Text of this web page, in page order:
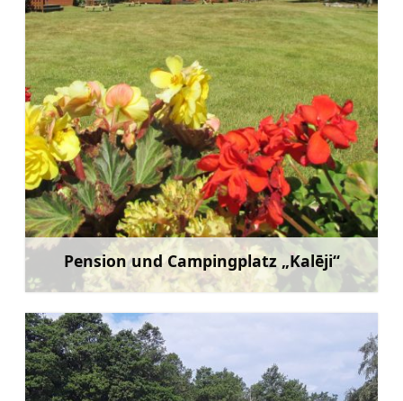
Pension und Campingplatz „Kalēji“
Mehr